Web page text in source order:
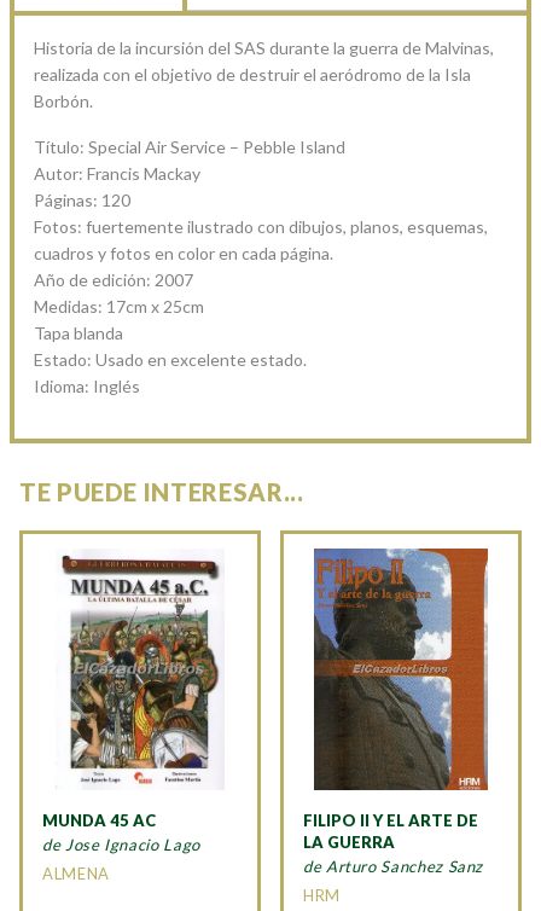
Historia de la incursión del SAS durante la guerra de Malvinas,
realizada con el objetivo de destruir el aeródromo de la Isla
Borbón.
Título: Special Air Service – Pebble Island
Autor: Francis Mackay
Páginas: 120
Fotos: fuertemente ilustrado con dibujos, planos, esquemas,
cuadros y fotos en color en cada página.
Año de edición: 2007
Medidas: 17cm x 25cm
Tapa blanda
Estado: Usado en excelente estado.
Idioma: Inglés
TE PUEDE INTERESAR...
MUNDA 45 AC
de Jose Ignacio Lago
ALMENA
FILIPO II Y EL ARTE DE
LA GUERRA
de Arturo Sanchez Sanz
HRM